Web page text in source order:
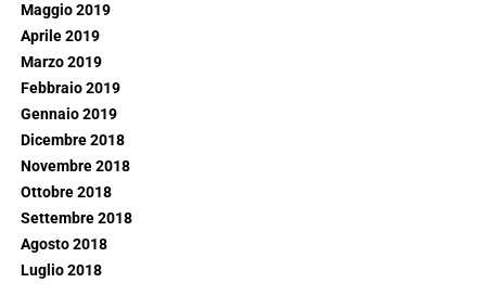
Maggio 2019
Aprile 2019
Marzo 2019
Febbraio 2019
Gennaio 2019
Dicembre 2018
Novembre 2018
Ottobre 2018
Settembre 2018
Agosto 2018
Luglio 2018